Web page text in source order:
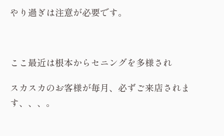
やり過ぎは注意が必要です。
ここ最近は根本からセニングを多様され
スカスカのお客様が毎月、必ずご来店されま
す、、、。